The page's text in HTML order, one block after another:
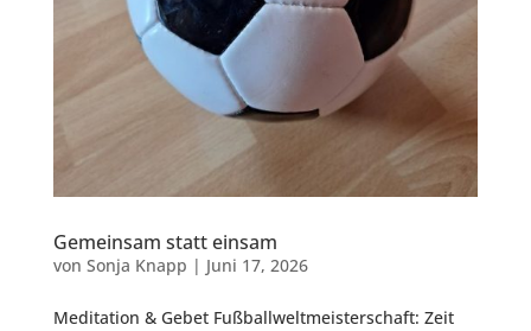
Gemeinsam statt einsam
von Sonja Knapp | Juni 17, 2026
Meditation & Gebet Fußballweltmeisterschaft: Zeit